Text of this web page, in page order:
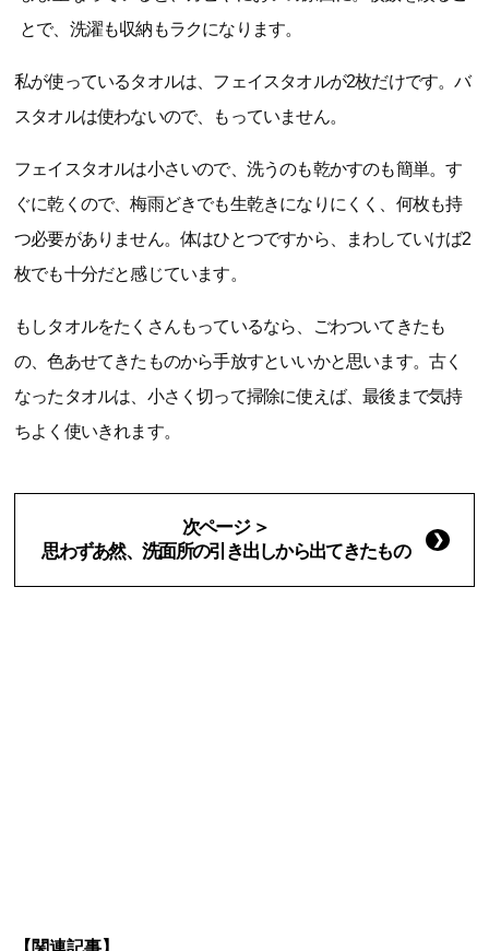
とで、洗濯も収納もラクになります。
私が使っているタオルは、フェイスタオルが2枚だけです。バ
スタオルは使わないので、もっていません。
フェイスタオルは小さいので、洗うのも乾かすのも簡単。す
ぐに乾くので、梅雨どきでも生乾きになりにくく、何枚も持
つ必要がありません。体はひとつですから、まわしていけば2
枚でも十分だと感じています。
もしタオルをたくさんもっているなら、ごわついてきたも
の、色あせてきたものから手放すといいかと思います。古く
なったタオルは、小さく切って掃除に使えば、最後まで気持
ちよく使いきれます。
次ページ ＞
思わずあ然、洗面所の引き出しから出てきたもの
【関連記事】